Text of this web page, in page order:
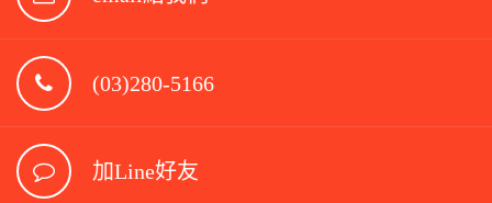
(03)280-5166
加Line好友